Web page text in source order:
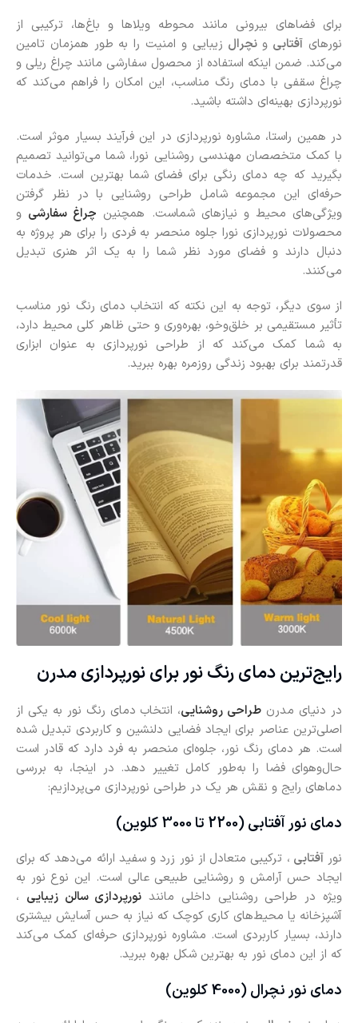
برای فضاهای بیرونی مانند محوطه ویلاها و باغ‌ها، ترکیبی از
نورهای آفتابی ونچرال زیبایی و امنیت را به طور همزمان تامین
می‌کند. ضمن اینکه استفاده از محصول سفارشی مانند چراغ‌ ریلی و
چراغ‌ سقفی با دمای رنگ مناسب، این امکان را فراهم می‌کند که
نورپردازی بهینه‌ای داشته باشید.
در همین راستا، مشاوره نورپردازی در این فرآیند بسیار موثر است.
با کمک متخصصان مهندسی روشنایی نورا، شما می‌توانید تصمیم
بگیرید که چه دمای رنگی برای فضای شما بهترین است. خدمات
حرفه‌ای این مجموعه شامل طراحی روشنایی با در نظر گرفتن
ویژگی‌های محیط و نیازهای شماست. همچنین چراغ‌ سفارشی و
محصولات نورپردازی نورا جلوه‌ منحصر به فردی را برای هر پروژه به
دنبال دارند و فضای مورد نظر شما را به یک اثر هنری تبدیل
می‌کنند.
از سوی دیگر، توجه به این نکته که انتخاب دمای رنگ نور مناسب
تأثیر مستقیمی بر خلق‌وخو، بهره‌وری و حتی ظاهر کلی محیط دارد،
به شما کمک می‌کند که از طراحی نورپردازی به ‌عنوان ابزاری
قدرتمند برای بهبود زندگی روزمره بهره ببرید.
رایج‌ترین دمای رنگ نور برای نورپردازی مدرن
در دنیای مدرن طراحی روشنایی، انتخاب دمای رنگ نور به یکی از
اصلی‌ترین عناصر برای ایجاد فضایی دلنشین و کاربردی تبدیل شده
است. هر دمای رنگ نور، جلوه‌ای منحصر ‌به ‌فرد دارد که قادر است
حال‌وهوای فضا را به‌طور کامل تغییر دهد. در اینجا، به بررسی
دماهای رایج و نقش هر یک در طراحی نورپردازی می‌پردازیم:
دمای نور آفتابی (2200 تا 3000 کلوین)
نورآفتابی ، ترکیبی متعادل از نور زرد و سفید ارائه می‌دهد که برای
ایجاد حس آرامش و روشنایی طبیعی عالی است. این نوع نور به
‌ویژه در طراحی روشنایی داخلی مانند نورپردازی سالن‌ زیبایی ،
آشپزخانه یا محیط‌های کاری کوچک که نیاز به حس آسایش بیشتری
دارند، بسیار کاربردی است. مشاوره نورپردازی حرفه‌ای کمک می‌کند
که از این دمای نور به بهترین شکل بهره ببرید.
دمای نور نچرال (4000 کلوین)